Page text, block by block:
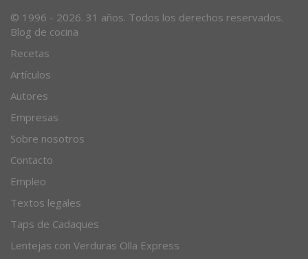
© 1996 - 2026. 31 años. Todos los derechos reservados.
Blog de cocina
Recetas
Artículos
Autores
Empresas
Sobre nosotros
Contacto
Empleo
Textos legales
Taps de Cadaques
Lentejas con Verduras Olla Express